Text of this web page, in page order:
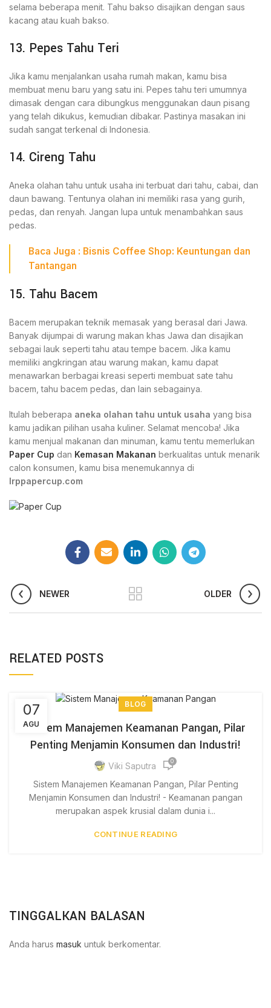
selama beberapa menit. Tahu bakso disajikan dengan saus
kacang atau kuah bakso.
13. Pepes Tahu Teri
Jika kamu menjalankan usaha rumah makan, kamu bisa
membuat menu baru yang satu ini. Pepes tahu teri umumnya
dimasak dengan cara dibungkus menggunakan daun pisang
yang telah dikukus, kemudian dibakar. Pastinya masakan ini
sudah sangat terkenal di Indonesia.
14. Cireng Tahu
Aneka olahan tahu untuk usaha ini terbuat dari tahu, cabai, dan
daun bawang. Tentunya olahan ini memiliki rasa yang gurih,
pedas, dan renyah. Jangan lupa untuk menambahkan saus
pedas.
Baca Juga : Bisnis Coffee Shop: Keuntungan dan
Tantangan
15. Tahu Bacem
Bacem merupakan teknik memasak yang berasal dari Jawa.
Banyak dijumpai di warung makan khas Jawa dan disajikan
sebagai lauk seperti tahu atau tempe bacem. Jika kamu
memiliki angkringan atau warung makan, kamu dapat
menawarkan berbagai kreasi seperti membuat sate tahu
bacem, tahu bacem pedas, dan lain sebagainya.
Itulah beberapa aneka olahan tahu untuk usaha yang bisa
kamu jadikan pilihan usaha kuliner. Selamat mencoba! Jika
kamu menjual makanan dan minuman, kamu tentu memerlukan
Paper Cup dan Kemasan Makanan berkualitas untuk menarik
calon konsumen, kamu bisa menemukannya di
Irppapercup.com
NEWER OLDER
RELATED POSTS
07
AGU
BLOG
Sistem Manajemen Keamanan Pangan, Pilar
Penting Menjamin Konsumen dan Industri!
Viki Saputra 0
Sistem Manajemen Keamanan Pangan, Pilar Penting
Menjamin Konsumen dan Industri! - Keamanan pangan
merupakan aspek krusial dalam dunia i...
CONTINUE READING
TINGGALKAN BALASAN
Anda harus masuk untuk berkomentar.